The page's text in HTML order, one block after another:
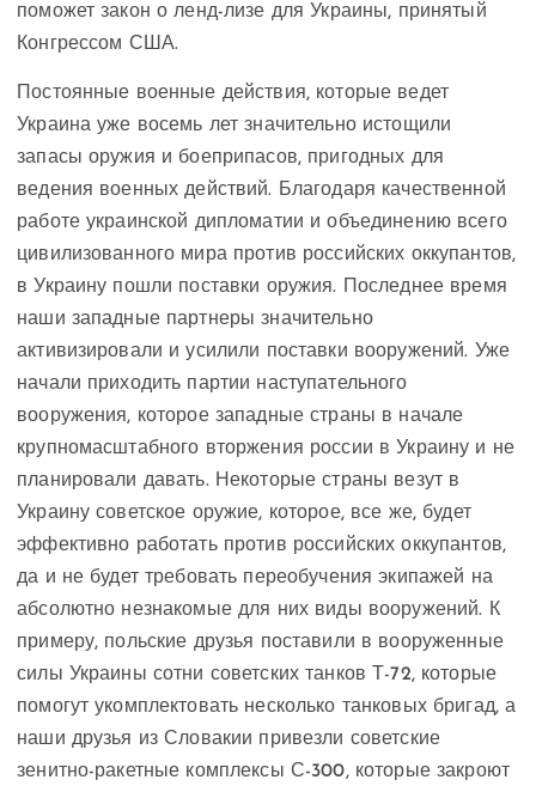
поможет закон о ленд-лизе для Украины, принятый
Конгрессом США.
Постоянные военные действия, которые ведет
Украина уже восемь лет значительно истощили
запасы оружия и боеприпасов, пригодных для
ведения военных действий. Благодаря качественной
работе украинской дипломатии и объединению всего
цивилизованного мира против российских оккупантов,
в Украину пошли поставки оружия. Последнее время
наши западные партнеры значительно
активизировали и усилили поставки вооружений. Уже
начали приходить партии наступательного
вооружения, которое западные страны в начале
крупномасштабного вторжения россии в Украину и не
планировали давать. Некоторые страны везут в
Украину советское оружие, которое, все же, будет
эффективно работать против российских оккупантов,
да и не будет требовать переобучения экипажей на
абсолютно незнакомые для них виды вооружений. К
примеру, польские друзья поставили в вооруженные
силы Украины сотни советских танков Т-72, которые
помогут укомплектовать несколько танковых бригад, а
наши друзья из Словакии привезли советские
зенитно-ракетные комплексы С-300, которые закроют